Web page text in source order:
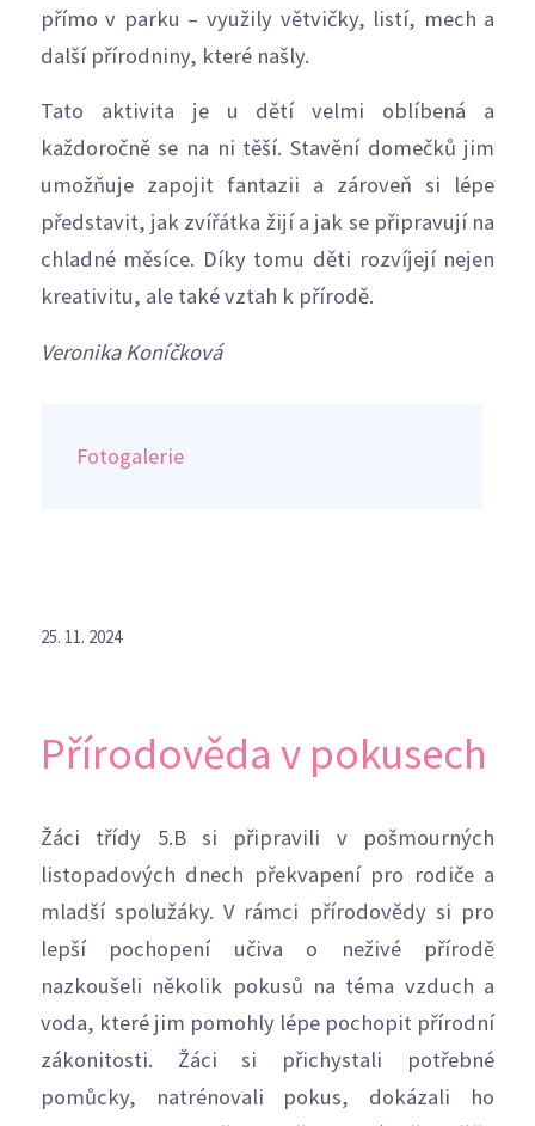
přímo v parku – využily větvičky, listí, mech a
další přírodniny, které našly.
Tato aktivita je u dětí velmi oblíbená a
každoročně se na ni těší. Stavění domečků jim
umožňuje zapojit fantazii a zároveň si lépe
představit, jak zvířátka žijí a jak se připravují na
chladné měsíce. Díky tomu děti rozvíjejí nejen
kreativitu, ale také vztah k přírodě.
Veronika Koníčková
Fotogalerie
25. 11. 2024
Přírodověda v pokusech
Žáci třídy 5.B si připravili v pošmourných
listopadových dnech překvapení pro rodiče a
mladší spolužáky. V rámci přírodovědy si pro
lepší pochopení učiva o neživé přírodě
nazkoušeli několik pokusů na téma vzduch a
voda, které jim pomohly lépe pochopit přírodní
zákonitosti. Žáci si přichystali potřebné
pomůcky, natrénovali pokus, dokázali ho